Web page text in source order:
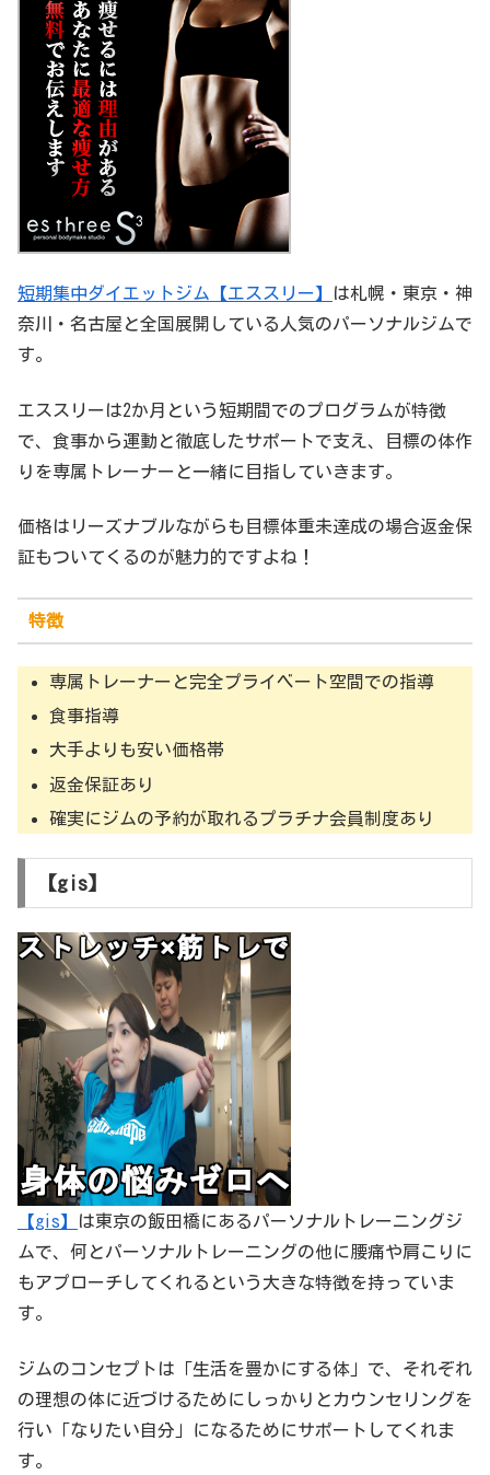
短期集中ダイエットジム【エススリー】
は札幌・東京・神
奈川・名古屋と全国展開している人気のパーソナルジムで
す。
エススリーは2か月という短期間でのプログラムが特徴
で、食事から運動と徹底したサポートで支え、目標の体作
りを専属トレーナーと一緒に目指していきます。
価格はリーズナブルながらも目標体重未達成の場合返金保
証もついてくるのが魅力的ですよね！
特徴
専属トレーナーと完全プライベート空間での指導
食事指導
大手よりも安い価格帯
返金保証あり
確実にジムの予約が取れるプラチナ会員制度あり
【gis】
【gis】
は東京の飯田橋にあるパーソナルトレーニングジ
ムで、何とパーソナルトレーニングの他に腰痛や肩こりに
もアプローチしてくれるという大きな特徴を持っていま
す。
ジムのコンセプトは「生活を豊かにする体」で、それぞれ
の理想の体に近づけるためにしっかりとカウンセリングを
行い「なりたい自分」になるためにサポートしてくれま
す。